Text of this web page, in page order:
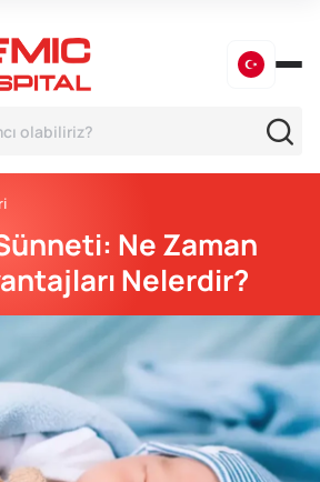
Ne Zaman
Nelerdir?